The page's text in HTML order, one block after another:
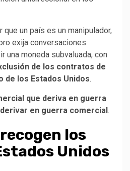
un país es un manipulador,
exija conversaciones
una moneda subvaluada, con
de los contratos de
de los Estados Unidos.
que deriva en guerra
en guerra comercial.
los
Unidos